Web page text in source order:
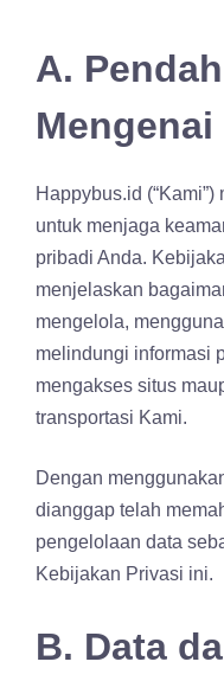
A.
Happybus.id
untuk menjaga
pribadi Anda.
menjelaskan
mengelola,
melindungi informasi
mengakses situs
transportasi Kami.
Dengan
dianggap telah
pengelolaan data
Kebijakan Privasi ini.
B. Data